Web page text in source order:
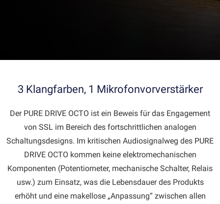
3 Klangfarben, 1 Mikrofonvorverstärker
Der PURE DRIVE OCTO ist ein Beweis für das Engagement
von SSL im Bereich des fortschrittlichen analogen
Schaltungsdesigns. Im kritischen Audiosignalweg des PURE
DRIVE OCTO kommen keine elektromechanischen
Komponenten (Potentiometer, mechanische Schalter, Relais
usw.) zum Einsatz, was die Lebensdauer des Produkts
erhöht und eine makellose „Anpassung“ zwischen allen